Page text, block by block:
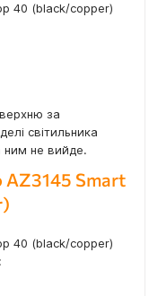
40 (black/copper)
за
світильника
ним не вийде.
AZ3145 Smart
40 (black/copper)